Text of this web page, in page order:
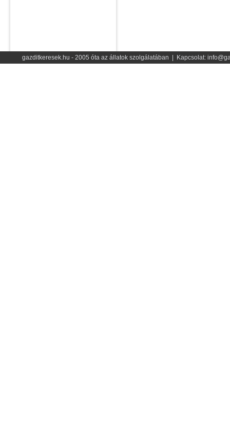
gazditkeresek.hu - 2005 óta az állatok szolgálatában | Kapcsolat: